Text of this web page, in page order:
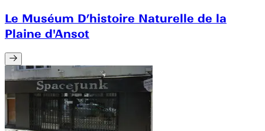
Le Muséum D’histoire Naturelle de la
Plaine d'Ansot